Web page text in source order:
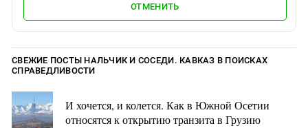
ОТМЕНИТЬ
СВЕЖИЕ ПОСТЫ НАЛЬЧИК И СОСЕДИ. КАВКАЗ В ПОИСКАХ
СПРАВЕДЛИВОСТИ
И хочется, и колется. Как в Южной Осетии
относятся к открытию транзита в Грузию